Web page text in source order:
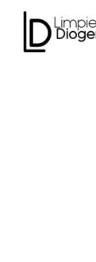
Skip
content